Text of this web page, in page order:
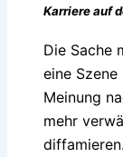
Karriere auf
Die Sache
eine
Meinung
mehr